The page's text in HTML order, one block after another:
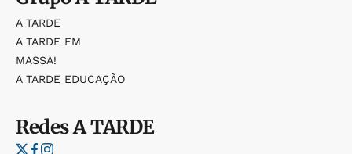
A TARDE
A TARDE FM
MASSA!
A TARDE EDUCAÇÃO
RedesA TARDE